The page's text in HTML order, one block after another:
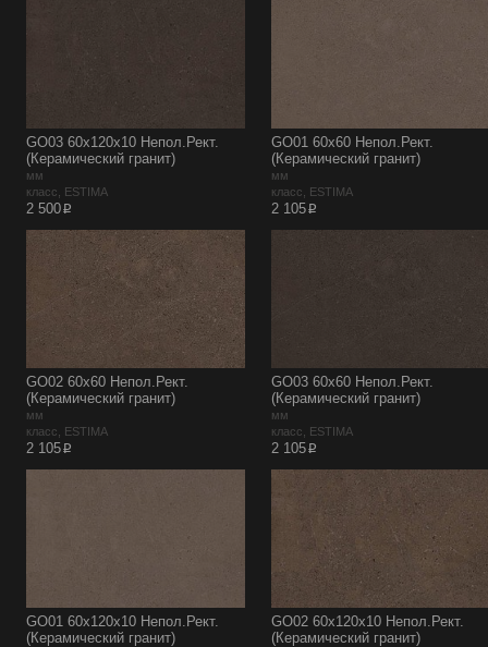
GO03 60x120x10 Непол.Рект.
(Керамический гранит)
мм
класс, ESTIMA
2 500p
GO01 60x60 Непол.Рект.
(Керамический гранит)
мм
класс, ESTIMA
2 105p
GO02 60x60 Непол.Рект.
(Керамический гранит)
мм
класс, ESTIMA
2 105p
GO03 60x60 Непол.Рект.
(Керамический гранит)
мм
класс, ESTIMA
2 105p
GO01 60x120x10 Непол.Рект.
(Керамический гранит)
GO02 60x120x10 Непол.Рект.
(Керамический гранит)